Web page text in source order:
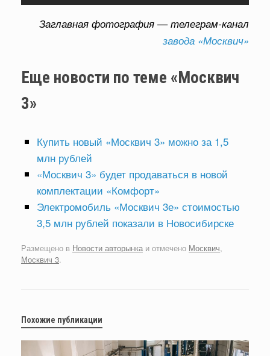
Заглавная фотография — телеграм-канал
завода «Москвич»
Еще новости по теме «Москвич
3»
Купить новый «Москвич 3» можно за 1,5
млн рублей
«Москвич 3» будет продаваться в новой
комплектации «Комфорт»
Электромобиль «Москвич 3е» стоимостью
3,5 млн рублей показали в Новосибирске
Размещено в Новости авторынка и отмечено Москвич,
Москвич 3.
Похожие публикации